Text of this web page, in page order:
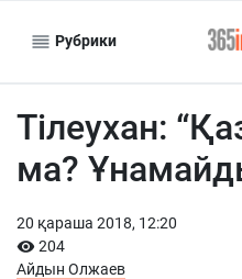
Рубрики
Тілеухан:
ма?
20 қараша 2018, 12:20
204
Айдын Олжаев